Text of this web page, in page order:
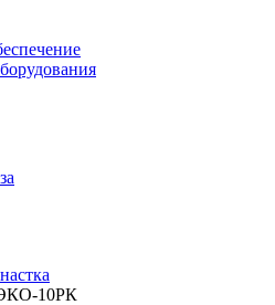
ЭКО-10РК